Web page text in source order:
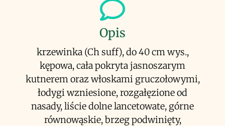
Opis
krzewinka (Ch suff), do 40 cm wys.,
kępowa, cała pokryta jasnoszarym
kutnerem oraz włoskami gruczołowymi,
łodygi wzniesione, rozgałęzione od
nasady, liście dolne lancetowate, górne
równowąskie, brzeg podwinięty,